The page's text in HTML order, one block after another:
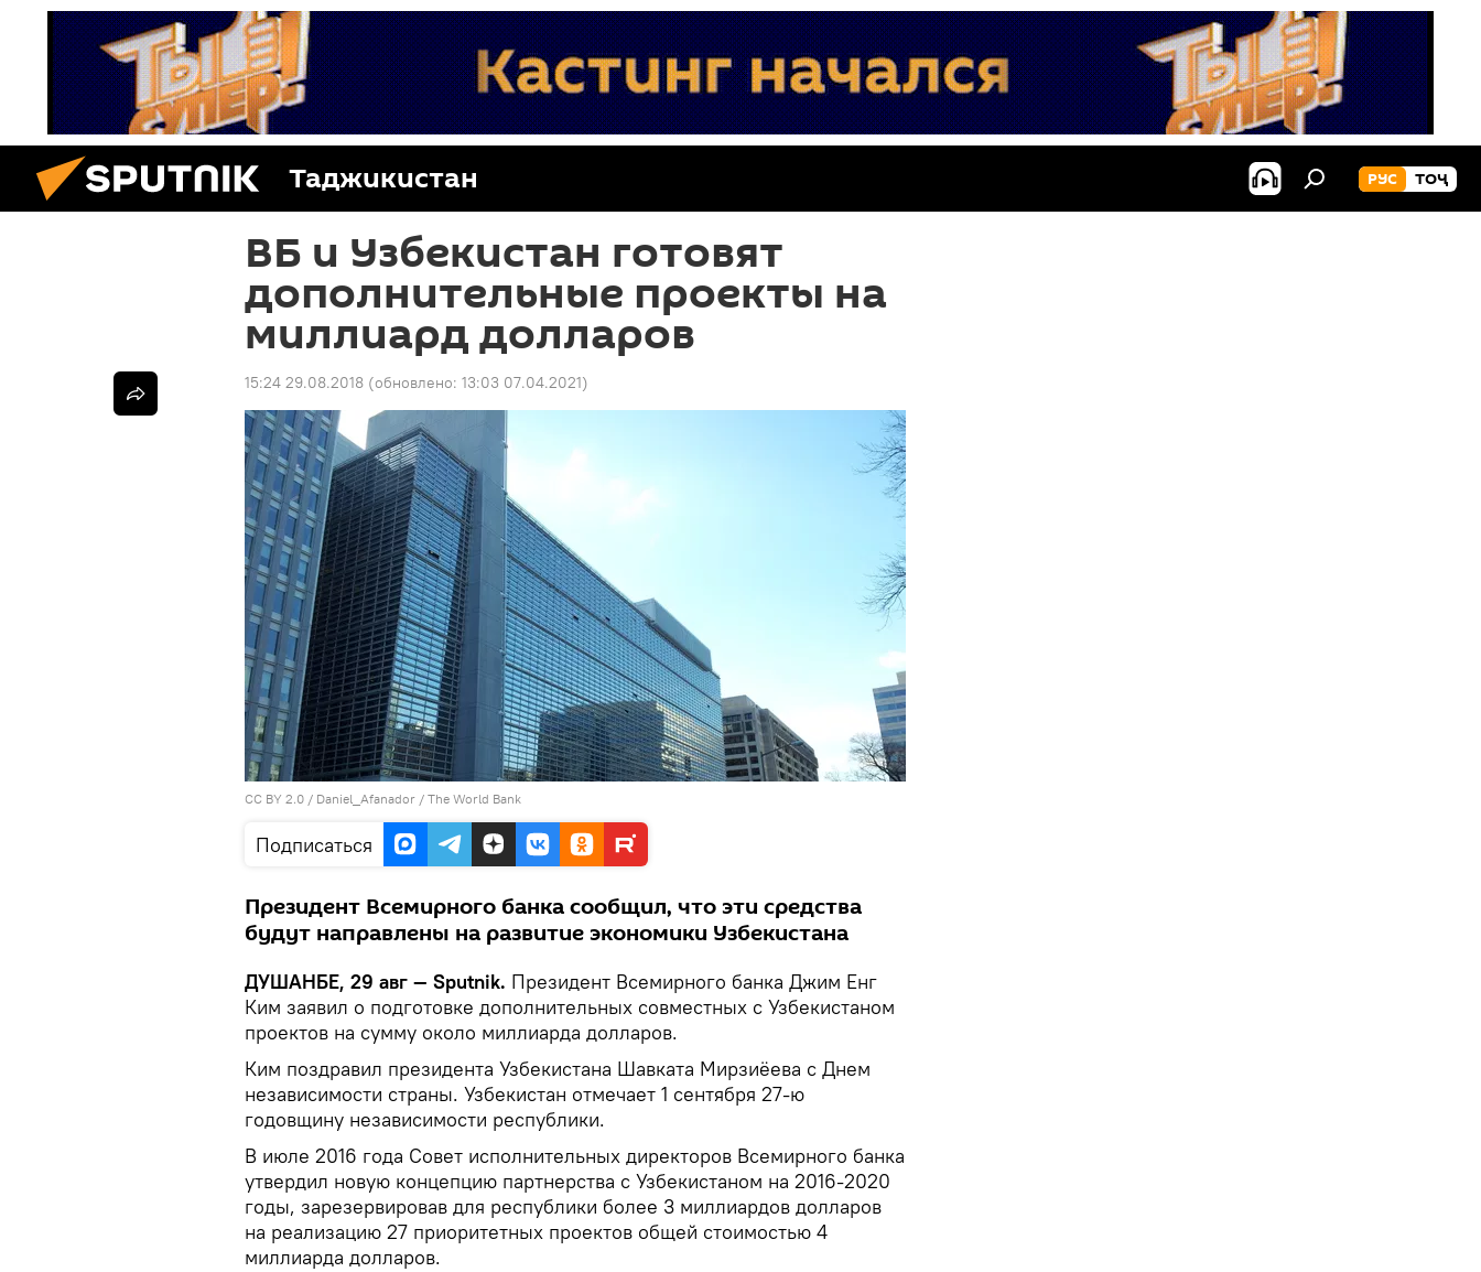
Таджикистан РУС ТОҶ
ВБ и Узбекистан готовят
дополнительные проекты на
миллиард долларов
15:24 29.08.2018 (обновлено: 13:03 07.04.2021)
CC BY 2.0 / Daniel_Afanador / The World Bank
Подписаться
Президент Всемирного банка сообщил, что эти средства
будут направлены на развитие экономики Узбекистана
ДУШАНБЕ, 29 авг — Sputnik. Президент Всемирного банка Джим Енг
Ким заявил о подготовке дополнительных совместных с Узбекистаном
проектов на сумму около миллиарда долларов.
Ким поздравил президента Узбекистана Шавката Мирзиёева с Днем
независимости страны. Узбекистан отмечает 1 сентября 27-ю
годовщину независимости республики.
В июле 2016 года Совет исполнительных директоров Всемирного банка
утвердил новую концепцию партнерства с Узбекистаном на 2016-2020
годы, зарезервировав для республики более 3 миллиардов долларов
на реализацию 27 приоритетных проектов общей стоимостью 4
миллиарда долларов.